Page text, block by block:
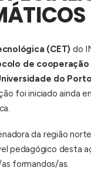
(CET) do
de cooperação
do Porto
foi iniciado ainda
da região
pedagógico desta
formandos/as.